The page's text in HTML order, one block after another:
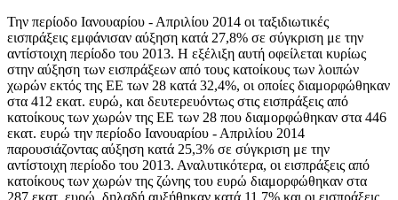
Την περίοδο Ιανουαρίου - Απριλίου 2014 οι ταξιδιωτικές
εισπράξεις εμφάνισαν αύξηση κατά 27,8% σε σύγκριση με την
αντίστοιχη περίοδο του 2013. Η εξέλιξη αυτή οφείλεται κυρίως
στην αύξηση των εισπράξεων από τους κατοίκους των λοιπών
χωρών εκτός της ΕΕ των 28 κατά 32,4%, οι οποίες διαμορφώθηκαν
στα 412 εκατ. ευρώ, και δευτερευόντως στις εισπράξεις από
κατοίκους των χωρών της ΕΕ των 28 που διαμορφώθηκαν στα 446
εκατ. ευρώ την περίοδο Ιανουαρίου - Απριλίου 2014
παρουσιάζοντας αύξηση κατά 25,3% σε σύγκριση με την
αντίστοιχη περίοδο του 2013. Αναλυτικότερα, οι εισπράξεις από
κατοίκους των χωρών της ζώνης του ευρώ διαμορφώθηκαν στα
287 εκατ. ευρώ, δηλαδή αυξήθηκαν κατά 11,7% και οι εισπράξεις